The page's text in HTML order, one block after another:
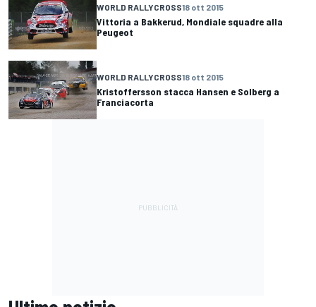
WORLD RALLYCROSS18 ott 2015
Vittoria a Bakkerud, Mondiale squadre alla
Peugeot
WORLD RALLYCROSS18 ott 2015
Kristoffersson stacca Hansen e Solberg a
Franciacorta